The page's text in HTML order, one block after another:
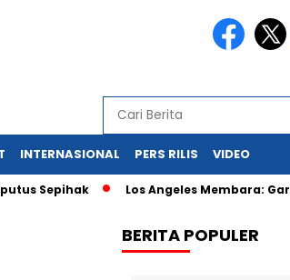
INTERNASIONAL PERS RILIS VIDEO
Los Angeles Membara: Garda
BERITA POPULER